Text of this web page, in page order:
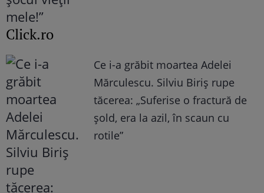
Click.ro
Ce i-a grăbit moartea Adelei
Mărculescu. Silviu Biriș rupe
tăcerea: „Suferise o fractură de
șold, era la azil, în scaun cu
rotile”